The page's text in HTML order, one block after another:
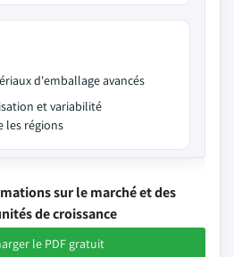
d'emballage avancés
et variabilité
les régions
sur le marché et des
de croissance
le PDF gratuit